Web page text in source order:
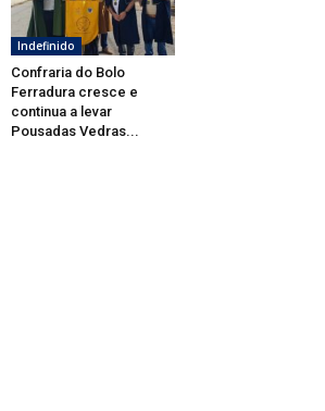
Indefinido
Confraria do Bolo
Ferradura cresce e
continua a levar
Pousadas Vedras...